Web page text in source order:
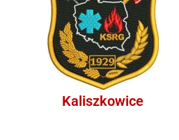
Kaliszkowice